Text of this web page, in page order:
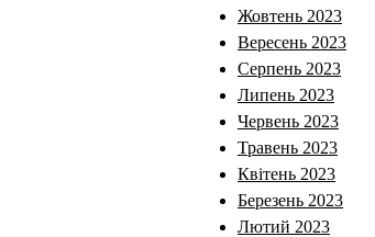
Жовтень 2023
Вересень 2023
Серпень 2023
Липень 2023
Червень 2023
Травень 2023
Квітень 2023
Березень 2023
Лютий 2023